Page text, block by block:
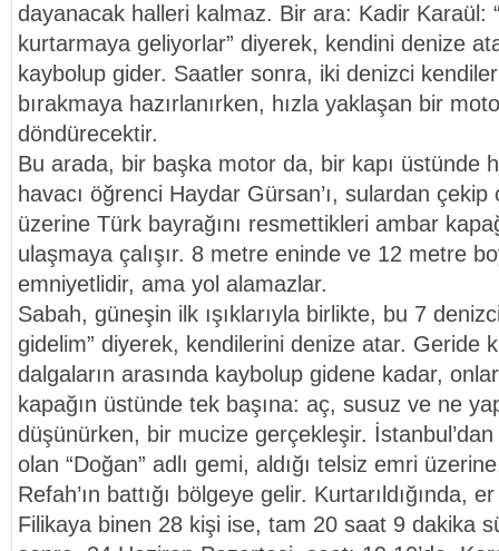
dayanacak halleri kalmaz. Bir ara: Kadir Karaül:
kurtarmaya geliyorlar” diyerek, kendini denize
kaybolup gider. Saatler sonra, iki denizci
bırakmaya hazırlanırken, hızla yaklaşan bir
döndürecektir.
Bu arada, bir başka motor da, bir kapı üstünde
havacı öğrenci Haydar Gürsan’ı, sulardan çekip
üzerine Türk bayrağını resmettikleri ambar
ulaşmaya çalışır. 8 metre eninde ve 12 metre
emniyetlidir, ama yol alamazlar.
Sabah, güneşin ilk ışıklarıyla birlikte, bu 7
gidelim” diyerek, kendilerini denize atar. Geride
dalgaların arasında kaybolup gidene kadar,
kapağın üstünde tek başına: aç, susuz ve ne
düşünürken, bir mucize gerçekleşir.
olan “Doğan” adlı gemi, aldığı telsiz emri
Refah’ın battığı bölgeye gelir. Kurtarıldığında,
Filikaya binen 28 kişi ise, tam 20 saat 9 dakika